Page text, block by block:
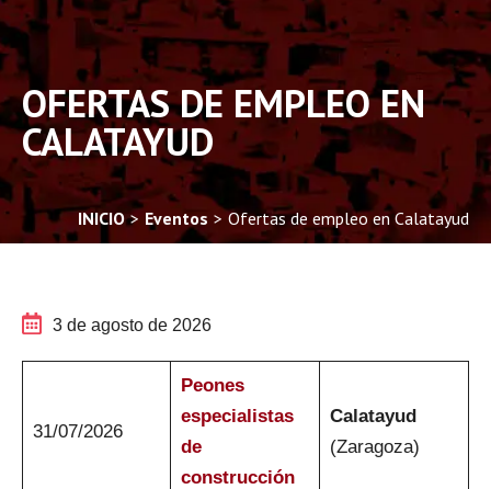
OFERTAS DE EMPLEO EN
CALATAYUD
You are here:
INICIO Eventos Ofertas de empleo en Calatayud
3 de agosto de 2026
31/07/2026
Peones
especialistas
de
construcción
Calatayud
(Zaragoza)